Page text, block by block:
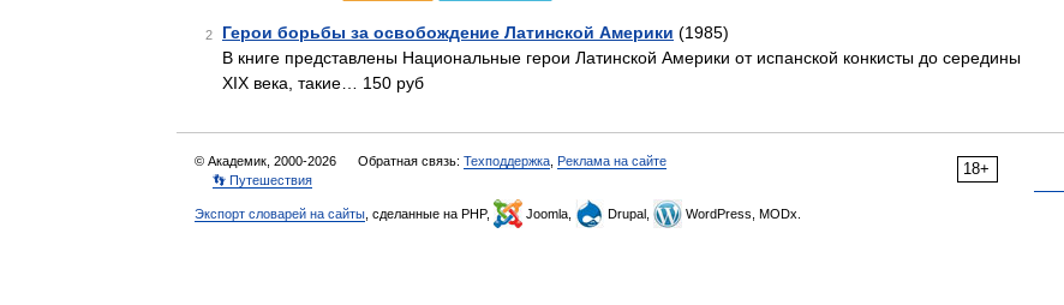
2 Герои борьбы за освобождение Латинской Америки (1985)
В книге представлены Национальные герои Латинской Америки от испанской конкисты до середины
XIX века, такие… 150 руб
18+
© Академик, 2000-2026 Обратная связь: Техподдержка Реклама на сайте
👣 Путешествия
Экспорт словарей на сайты , сделанные на PHP, Joomla, Drupal, WordPress, MODx.